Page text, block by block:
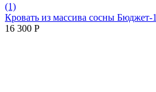
(1)
Кровать из массива сосны Бюджет-1
16 300 Р